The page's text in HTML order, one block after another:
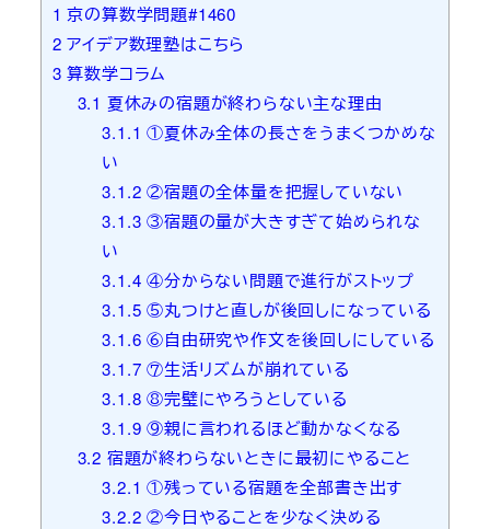
1 京の算数学問題#1460
2 アイデア数理塾はこちら
3 算数学コラム
3.1 夏休みの宿題が終わらない主な理由
3.1.1 ①夏休み全体の長さをうまくつかめな
い
3.1.2 ②宿題の全体量を把握していない
3.1.3 ③宿題の量が大きすぎて始められな
い
3.1.4 ④分からない問題で進行がストップ
3.1.5 ⑤丸つけと直しが後回しになっている
3.1.6 ⑥自由研究や作文を後回しにしている
3.1.7 ⑦生活リズムが崩れている
3.1.8 ⑧完璧にやろうとしている
3.1.9 ⑨親に言われるほど動かなくなる
3.2 宿題が終わらないときに最初にやること
3.2.1 ①残っている宿題を全部書き出す
3.2.2 ②今日やることを少なく決める